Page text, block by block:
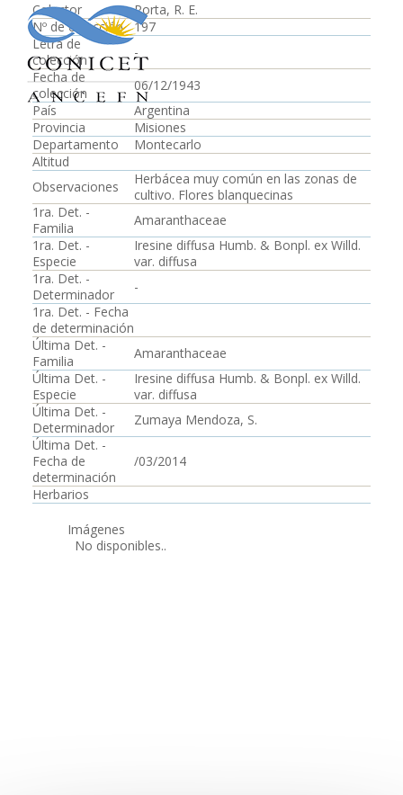
Colector
Porta, R. E.
Nº de colección
197
Letra de
colección
-
Fecha de
colección
06/12/1943
País
Argentina
Provincia
Misiones
Departamento
Montecarlo
Altitud
Observaciones
Herbácea muy común en las zonas de
cultivo. Flores blanquecinas
1ra. Det. -
Familia
Amaranthaceae
1ra. Det. -
Especie
Iresine diffusa Humb. & Bonpl. ex Willd.
var. diffusa
1ra. Det. -
Determinador
-
1ra. Det. - Fecha
de determinación
Última Det. -
Familia
Amaranthaceae
Última Det. -
Especie
Iresine diffusa Humb. & Bonpl. ex Willd.
var. diffusa
Última Det. -
Determinador
Zumaya Mendoza, S.
Última Det. -
Fecha de
determinación
/03/2014
Herbarios
Imágenes
No disponibles..